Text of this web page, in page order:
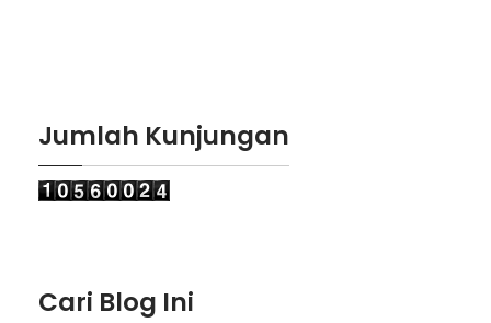
Jumlah Kunjungan
Cari Blog Ini